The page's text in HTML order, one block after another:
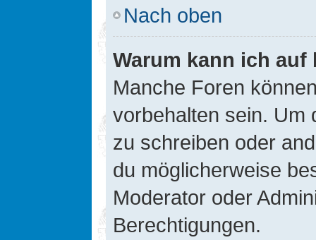
Nach oben
Warum kann ich
Manche Foren
vorbehalten sein. Um
zu schreiben oder
du möglicherweise
Moderator oder
Berechtigungen.